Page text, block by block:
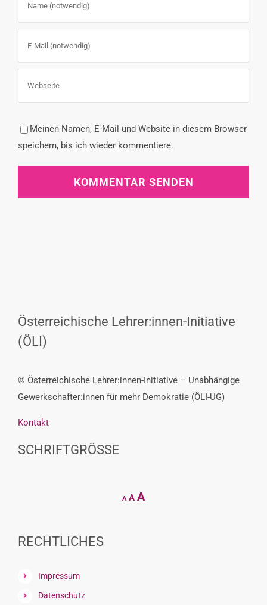
Meinen Namen, E-Mail und Website in diesem Browser
speichern, bis ich wieder kommentiere.
Österreichische Lehrer:innen-Initiative
(ÖLI)
© Österreichische Lehrer:innen-Initiative – Unabhängige
Gewerkschafter:innen für mehr Demokratie (ÖLI-UG)
Kontakt
SCHRIFTGRÖSSE
A
Decrease
font
A Reset
AIncrease
RECHTLICHES
Impressum
Datenschutz